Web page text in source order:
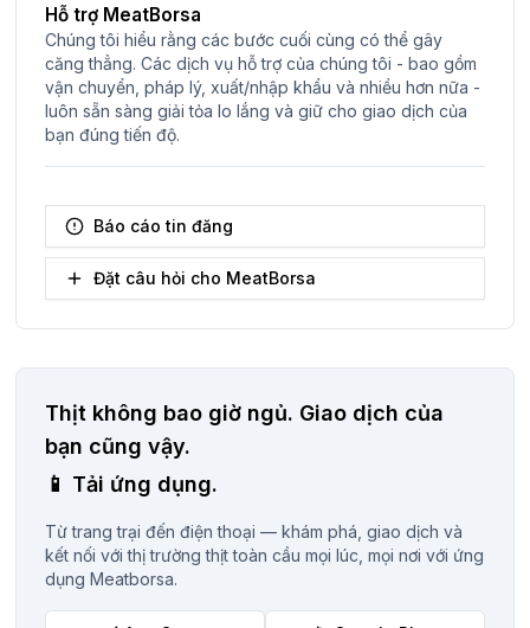
Hỗ trợ MeatBorsa
Chúng tôi hiểu rằng các bước cuối cùng có thể gây
căng thẳng. Các dịch vụ hỗ trợ của chúng tôi - bao gồm
vận chuyển, pháp lý, xuất/nhập khẩu và nhiều hơn nữa -
luôn sẵn sàng giải tỏa lo lắng và giữ cho giao dịch của
bạn đúng tiến độ.
Báo cáo tin đăng
Đặt câu hỏi cho MeatBorsa
Thịt không bao giờ ngủ. Giao dịch của
bạn cũng vậy.
📱 Tải ứng dụng.
Từ trang trại đến điện thoại — khám phá, giao dịch và
kết nối với thị trường thịt toàn cầu mọi lúc, mọi nơi với ứng
dụng Meatborsa.